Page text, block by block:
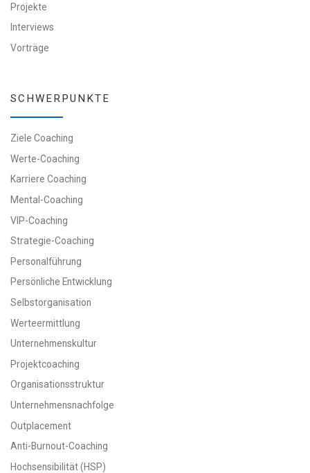
Projekte
Interviews
Vorträge
SCHWERPUNKTE
Ziele Coaching
Werte-Coaching
Karriere Coaching
Mental-Coaching
VIP-Coaching
Strategie-Coaching
Personalführung
Persönliche Entwicklung
Selbstorganisation
Werteermittlung
Unternehmenskultur
Projektcoaching
Organisationsstruktur
Unternehmensnachfolge
Outplacement
Anti-Burnout-Coaching
Hochsensibilität (HSP)